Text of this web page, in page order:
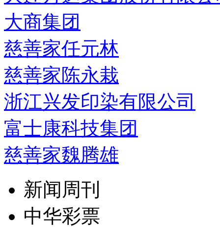
大商集团
慈善家任元林
慈善家陈永栽
浙江兴发印染有限公司
富士康科技集团
慈善家魏腾雄
新闻周刊
中华彩票